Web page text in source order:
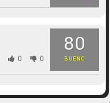
80
BUENO
0 0